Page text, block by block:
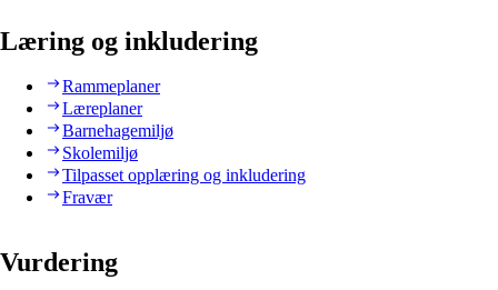
Læring og inkludering
Rammeplaner
Læreplaner
Barnehagemiljø
Skolemiljø
Tilpasset opplæring og inkludering
Fravær
Vurdering